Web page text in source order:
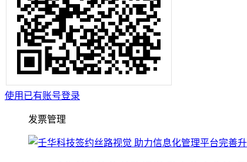
使用已有账号登录
发票管理